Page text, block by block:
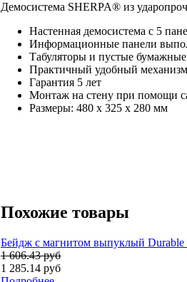
Демосистема SHERPA® из
Настенная демосистема с 5
Информационные панели
Табуляторы и пустые
Практичный удобный
Гарантия 5 лет
Монтаж на стену при помощи
Размеры: 480 x 325 x 280 мм
Похожие товары
Бейдж с магнитом выпуклый Durable
1 606.43 руб
1 285.14 руб